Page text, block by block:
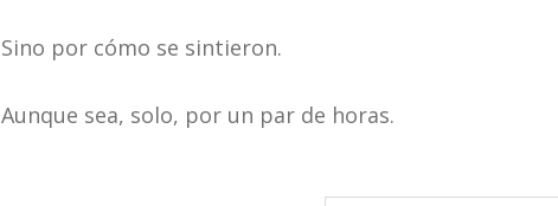
Sino por cómo se sintieron.
Aunque sea, solo, por un par de horas.